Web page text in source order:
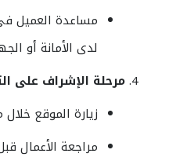
مساعدة العميل
لدى الأمانة أو
مرحلة الإشراف على
زيارة الموقع خلال
مراجعة الأعمال